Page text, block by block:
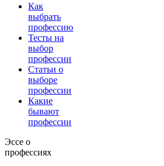
Как
выбрать
профессию
Тесты на
выбор
профессии
Статьи о
выборе
профессии
Какие
бывают
профессии
Эссе о
профессиях